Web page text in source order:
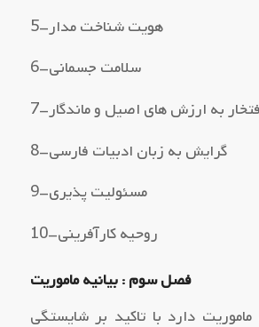
5–هویت شناخت مدار
6–سلامت جسمانی
به ارزش هاي اصیل و ماندگار
8–گرایش به زبان ادبیات فارسی
9–مسئولیت پذیري
10–روحیه کارآفرینی
فصل سوم : بیانیه ماموریت
دارد با تاکید بر شایستگی